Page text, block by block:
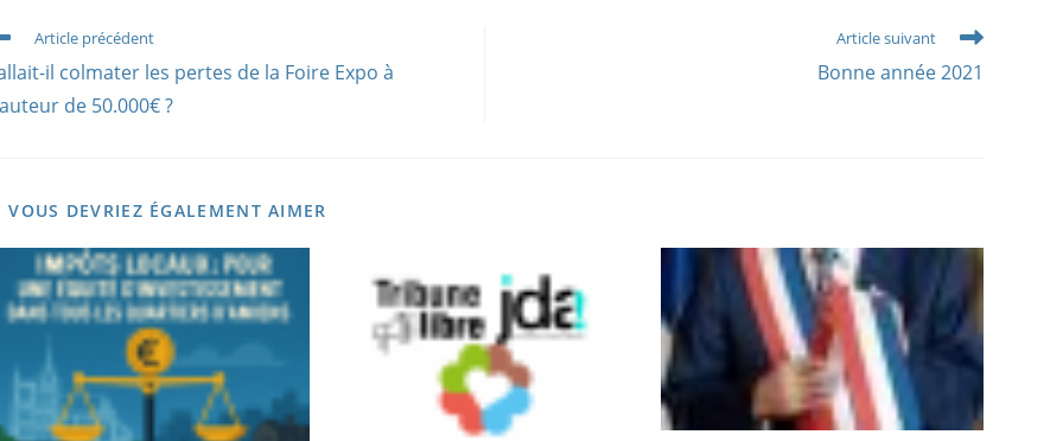
Article précédent
il colmater les pertes de la Foire Expo à
de 50.000€ ?
Article suivant
Bonne année 2021
VOUS DEVRIEZ ÉGALEMENT AIMER